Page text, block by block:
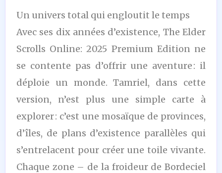
Un univers total qui engloutit le temps
Avec ses dix années d’existence, The Elder
Scrolls Online: 2025 Premium Edition ne
se contente pas d’offrir une aventure : il
déploie un monde. Tamriel, dans cette
version, n’est plus une simple carte à
explorer : c’est une mosaïque de provinces,
d’îles, de plans d’existence parallèles qui
s’entrelacent pour créer une toile vivante.
Chaque zone – de la froideur de Bordeciel